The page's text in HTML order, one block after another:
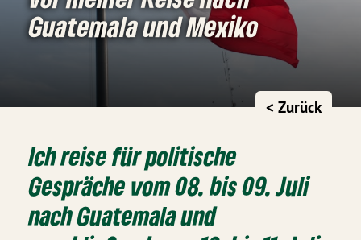
Guatemala und Mexiko
< Zurück
Ich reise für politische
Gespräche vom 08. bis 09. Juli
nach Guatemala und